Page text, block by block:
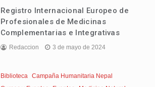
Registro Internacional Europeo de
Profesionales de Medicinas
Complementarias e Integrativas
Redaccion 3 de mayo de 2024
Biblioteca Campaña Humanitaria Nepal